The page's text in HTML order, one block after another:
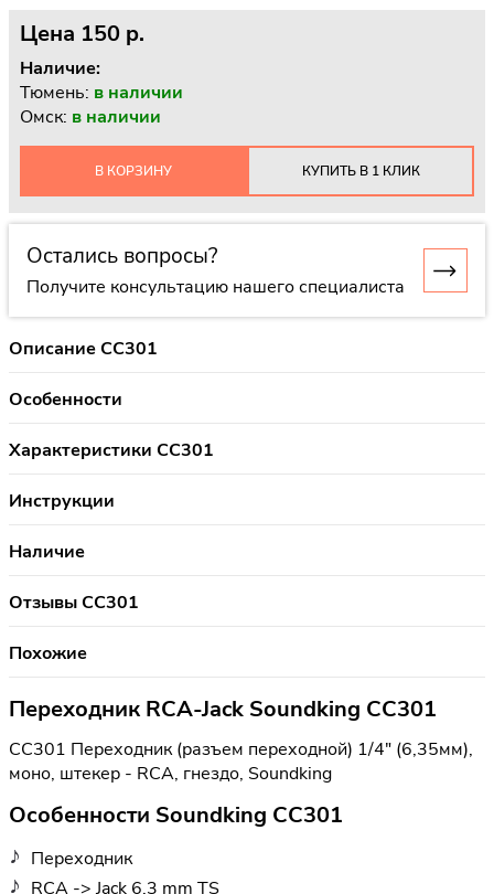
Цена 150 p.
Наличие:
Тюмень: в наличии
Омск: в наличии
В КОРЗИНУ КУПИТЬ В 1 КЛИК
Остались вопросы?
Получите консультацию нашего специалиста
Описание CC301
Особенности
Характеристики CC301
Инструкции
Наличие
Отзывы CC301
Похожие
Переходник RCA-Jack Soundking CC301
CC301 Переходник (разъем переходной) 1/4" (6,35мм),
моно, штекер - RCA, гнездо, Soundking
Особенности Soundking CC301
Переходник
RCA -> Jack 6.3 mm TS